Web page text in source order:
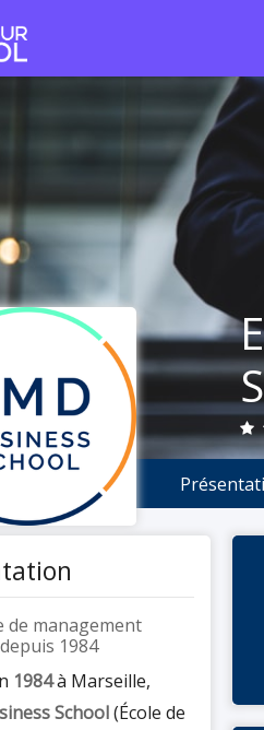
de management
1984
1984à Marseille,
School(École de